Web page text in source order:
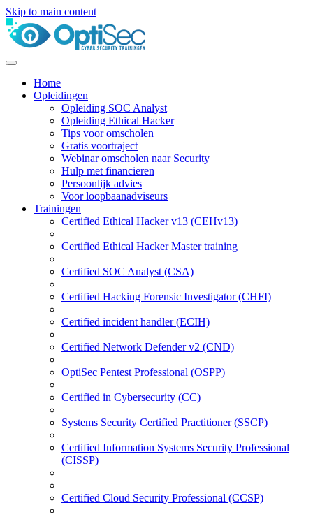
Skip to main content
Home
Opleidingen
Opleiding SOC Analyst
Opleiding Ethical Hacker
Tips voor omscholen
Gratis voortraject
Webinar omscholen naar Security
Hulp met financieren
Persoonlijk advies
Voor loopbaanadviseurs
Trainingen
Certified Ethical Hacker v13 (CEHv13)
Certified Ethical Hacker Master training
Certified SOC Analyst (CSA)
Certified Hacking Forensic Investigator (CHFI)
Certified incident handler (ECIH)
Certified Network Defender v2 (CND)
OptiSec Pentest Professional (OSPP)
Certified in Cybersecurity (CC)
Systems Security Certified Practitioner (SSCP)
Certified Information Systems Security Professional
(CISSP)
Certified Cloud Security Professional (CCSP)